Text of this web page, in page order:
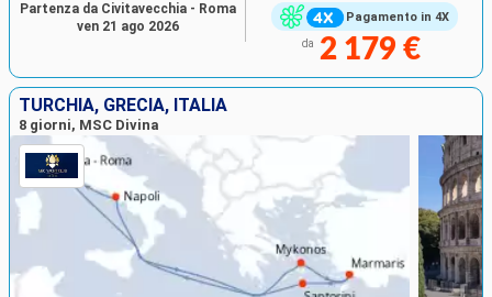
Pagamento in 4X
da 2 179 €
Partenza da Civitavecchia - Roma
ven 21 ago 2026
TURCHIA, GRECIA, ITALIA
8 giorni, MSC Divina